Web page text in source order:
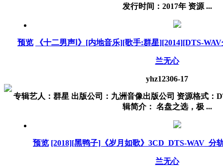
发行时间：2017年 资源 ...
预览 《十二男声Ⅰ》[内地音乐][歌手:群星][2014][DTS-
兰无心
yhz12306-17
专辑艺人：群星 出版公司：九洲音像出版公司 资源格式：
辑简介： 名盘之选，极 ...
预览 [2018][黑鸭子]《岁月如歌》3CD_DTS-WAV_分
兰无心